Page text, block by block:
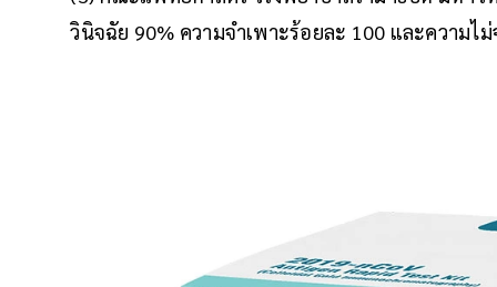
วินิจฉัย 90% ความจำเพาะร้อยละ 100 และความไ